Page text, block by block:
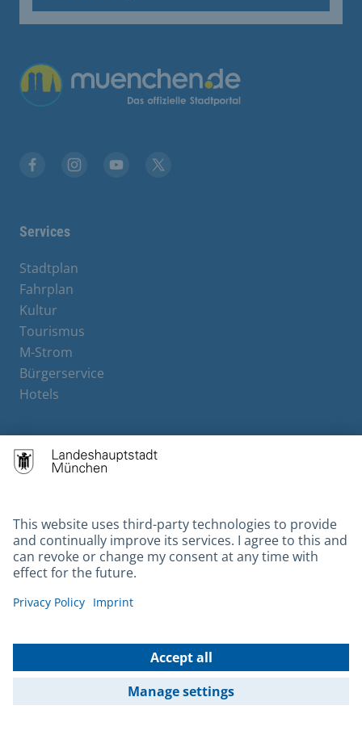
Übergreifende Links
Services
Stadtplan
Fahrplan
Kultur
Tourismus
M-Strom
Bürgerservice
Hotels
Contact
Gebärdensprache
Datenschutz
Kontakt
© 2026 Portal München Betriebs GmbH & Co. KG - Ein Service der
Landeshauptstadt München und der Stadtwerke München GmbH